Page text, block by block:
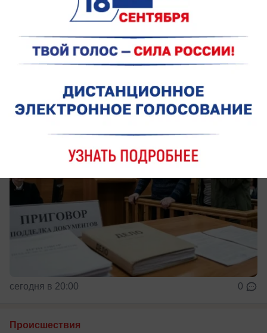
будут судить за подделку документов
ради квартиры
Фигурантки предоставили в суд ложные
доказательства, чтобы получить право
сегодня в 20:00 0
Происшествия